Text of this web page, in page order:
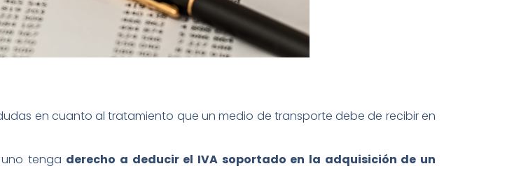
en cuanto al tratamiento que un medio de transporte debe de recibir en
tenga derecho a deducir el IVA soportado en la adquisición de un